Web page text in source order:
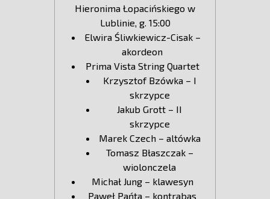
Hieronima Łopacińskiego w
Lublinie, g. 15:00
Elwira Śliwkiewicz-Cisak –
akordeon
Prima Vista String Quartet
Krzysztof Bzówka – I
skrzypce
Jakub Grott – II
skrzypce
Marek Czech – altówka
Tomasz Błaszczak –
wiolonczela
Michał Jung – klawesyn
Paweł Pańta – kontrabas